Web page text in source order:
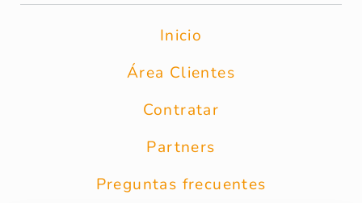
Inicio
Área Clientes
Contratar
Partners
Preguntas frecuentes